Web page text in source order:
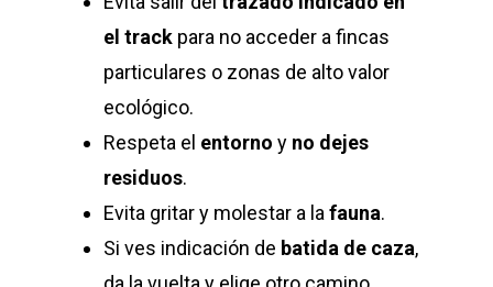
el track para no acceder a fincas
particulares o zonas de alto valor
ecológico.
Respeta el entorno y no dejes
residuos.
Evita gritar y molestar a la fauna.
Si ves indicación de batida de caza,